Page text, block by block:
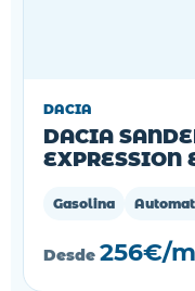
DACIA
DACIA
EXPRESSION
Gasolina
Desde 256€/